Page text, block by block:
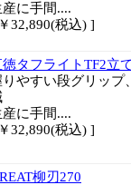
産に手間....
32,890(税込) ]
徳タフライトTF2立
りやすい段グリップ
産に手間....
32,890(税込) ]
柳刃270